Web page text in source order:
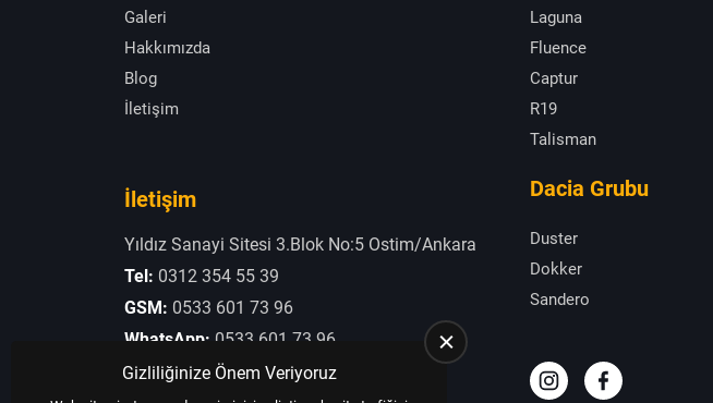
Galeri
Hakkımızda
Blog
İletişim
İletişim
Yıldız Sanayi Sitesi 3.Blok No:5 Ostim/Ankara
Tel: 0312 354 55 39
GSM: 0533 601 73 96
WhatsApp: 0533 601 73 96
E-Posta:otogaziogullari@hotmail.com
Laguna
Fluence
Captur
R19
Talisman
Dacia Grubu
Duster
Dokker
Sandero
Gizliliğinize Önem Veriyoruz